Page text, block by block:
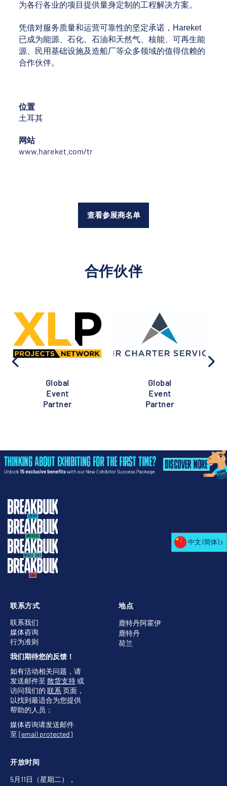
为各行各业的项目提供量身定制的工程解决方案。
凭借对服务质量和运营可靠性的坚定承诺，Hareket
已成为能源、石化、石油和天然气、核能、可再生能
源、民用基础设施及造船厂等众多领域的值得信赖的
合作伙伴。
位置
土耳其
网站
www.hareket.com/tr
查看参展商名单
合作伙伴
Global
Event
Partner
Global
Event
Partner
地点
鹿特丹阿霍伊
鹿特丹
荷兰
开放时间
5月11日（星期二），
联系方式
联系我们
媒体咨询
行为准则
我们期待您的反馈！
如有活动相关问题，请
发送邮件至 散货支持或
访问我们的 联系 页面，
以找到最适合为您提供
帮助的人员；
媒体咨询请发送邮件
至 [email protected]
中文 (简体)